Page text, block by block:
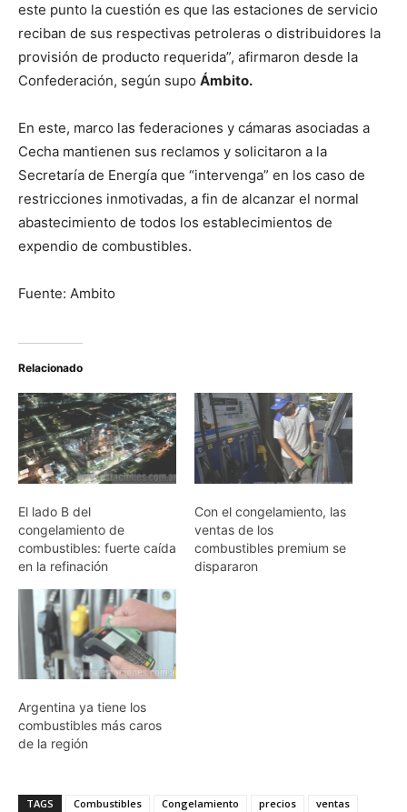
este punto la cuestión es que las estaciones de servicio
reciban de sus respectivas petroleras o distribuidores la
provisión de producto requerida”, afirmaron desde la
Confederación, según supo Ámbito.
En este, marco las federaciones y cámaras asociadas a
Cecha mantienen sus reclamos y solicitaron a la
Secretaría de Energía que “intervenga” en los caso de
restricciones inmotivadas, a fin de alcanzar el normal
abastecimiento de todos los establecimientos de
expendio de combustibles.
Fuente: Ambito
Relacionado
El lado B del
congelamiento de
combustibles: fuerte caída
en la refinación
Con el congelamiento, las
ventas de los
combustibles premium se
dispararon
Argentina ya tiene los
combustibles más caros
de la región
TAGS Combustibles Congelamiento precios ventas